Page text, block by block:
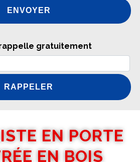
gratuitement
EN PORTE
EN BOIS